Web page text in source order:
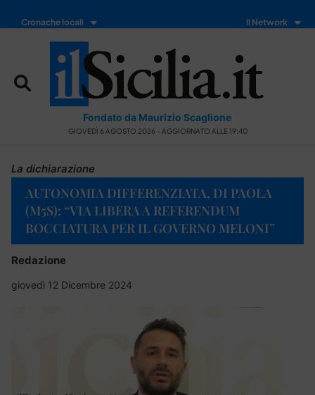
Cronache locali Il Network
Fondato da Maurizio Scaglione
GIOVEDÌ 6 AGOSTO 2026 - AGGIORNATO ALLE 19:40
La dichiarazione
AUTONOMIA DIFFERENZIATA, DI PAOLA
(M5S): “VIA LIBERA A REFERENDUM
BOCCIATURA PER IL GOVERNO MELONI”
Redazione
giovedì 12 Dicembre 2024